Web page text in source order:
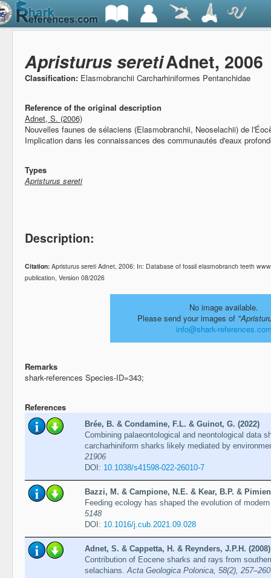
Apristurus seretiAdnet, 2006
Classification: Elasmobranchii Carcharhiniformes Pentanchidae
Reference of the original description
Adnet, S. (2006)
Nouvelles faunes de sélaciens (Elasmobranchii, Neoselachii) de
Implication dans les connaissances des communautés d'eaux
Types
Apristurus sereti
Description:
Citation: Apristurus sereti Adnet, 2006: In: Database of fossil elasmobranch teeth
publication, Version 08/2026
No image available.
Please send your images of
info@shark-
Remarks
shark-references Species-ID=343;
References
Brée, B. & Condamine, F.L. & Guinot, G. (2022)
Combining palaeontological and neontological data
carcharhiniform sharks likely mediated by
21906
DOI: 10.1038/s41598-022-26010-7
Bazzi, M. & Campione, N.E. & Kear, B.P. &
Feeding ecology has shaped the evolution of
5148
DOI: 10.1016/j.cub.2021.09.028
Adnet, S. & Cappetta, H. & Reynders, J.P.H. (2008)
Contribution of Eocene sharks and rays from
selachians. Acta Geologica Polonica, 58(2), 257–260